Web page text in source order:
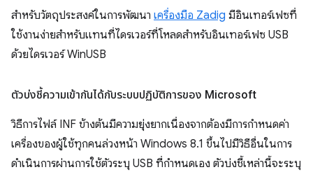
สําหรับวัตถุประสงค์ในการพัฒนา เครื่องมือ Zadig มีอินเทอร์เฟซที่
ใช้งานง่ายสําหรับแทนที่ไดรเวอร์ที่โหลดสําหรับอินเทอร์เฟซ USB
ด้วยไดรเวอร์ WinUSB
ตัวบ่งชี้ความเข้ากันได้กับระบบปฏิบัติการของ Microsoft
วิธีการไฟล์ INF ข้างต้นมีความยุ่งยากเนื่องจากต้องมีการกำหนดค่า
เครื่องของผู้ใช้ทุกคนล่วงหน้า Windows 8.1 ขึ้นไปมีวิธีอื่นในการ
ดำเนินการผ่านการใช้ตัวระบุ USB ที่กําหนดเอง ตัวบ่งชี้เหล่านี้จะระบุ